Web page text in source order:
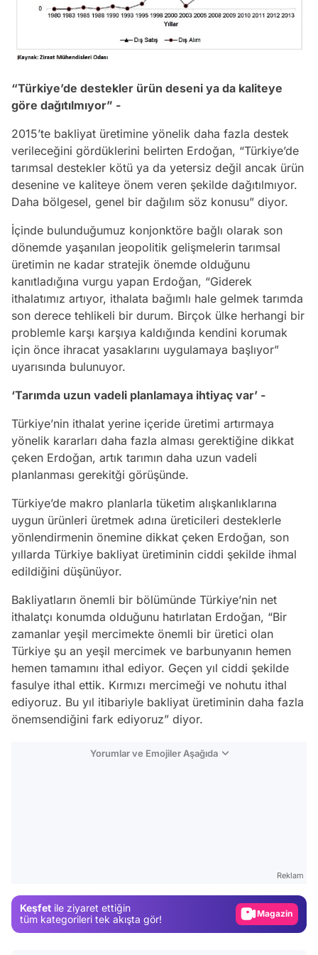
“Türkiye’de destekler ürün deseni ya da kaliteye
göre dağıtılmıyor” -
2015’te bakliyat üretimine yönelik daha fazla destek
verileceğini gördüklerini belirten Erdoğan, “Türkiye’de
tarımsal destekler kötü ya da yetersiz değil ancak ürün
desenine ve kaliteye önem veren şekilde dağıtılmıyor.
Daha bölgesel, genel bir dağılım söz konusu” diyor.
İçinde bulunduğumuz konjonktöre bağlı olarak son
dönemde yaşanılan jeopolitik gelişmelerin tarımsal
üretimin ne kadar stratejik önemde olduğunu
kanıtladığına vurgu yapan Erdoğan, “Giderek
ithalatımız artıyor, ithalata bağımlı hale gelmek tarımda
son derece tehlikeli bir durum. Birçok ülke herhangi bir
problemle karşı karşıya kaldığında kendini korumak
için önce ihracat yasaklarını uygulamaya başlıyor”
uyarısında bulunuyor.
‘Tarımda uzun vadeli planlamaya ihtiyaç var’ -
Türkiye’nin ithalat yerine içeride üretimi artırmaya
yönelik kararları daha fazla alması gerektiğine dikkat
çeken Erdoğan, artık tarımın daha uzun vadeli
planlanması gerekitği görüşünde.
Türkiye’de makro planlarla tüketim alışkanlıklarına
uygun ürünleri üretmek adına üreticileri desteklerle
yönlendirmenin önemine dikkat çeken Erdoğan, son
yıllarda Türkiye bakliyat üretiminin ciddi şekilde ihmal
edildiğini düşünüyor.
Bakliyatların önemli bir bölümünde Türkiye’nin net
ithalatçı konumda olduğunu hatırlatan Erdoğan, “Bir
zamanlar yeşil mercimekte önemli bir üretici olan
Türkiye şu an yeşil mercimek ve barbunyanın hemen
hemen tamamını ithal ediyor. Geçen yıl ciddi şekilde
fasulye ithal ettik. Kırmızı mercimeği ve nohutu ithal
ediyoruz. Bu yıl itibariyle bakliyat üretiminin daha fazla
önemsendiğini fark ediyoruz” diyor.
Yorumlar ve Emojiler Aşağıda
Reklam
Keşfet ile ziyaret ettiğin
tüm kategorileri tek akışta gör!
Magazin